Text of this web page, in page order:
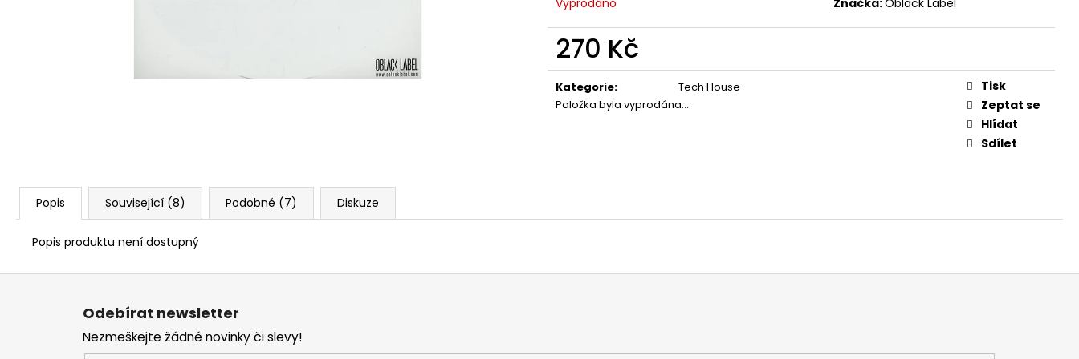
270 Kč
Měrná
cena:
Kategorie:
Tech House
Položka byla vyprodána…
Tisk
Zeptat se
Hlídat
Sdílet
Popis Související (8) Podobné (7) Diskuze
Popis produktu není dostupný
Z
Odebírat newsletter
Nezmeškejte žádné novinky či slevy!